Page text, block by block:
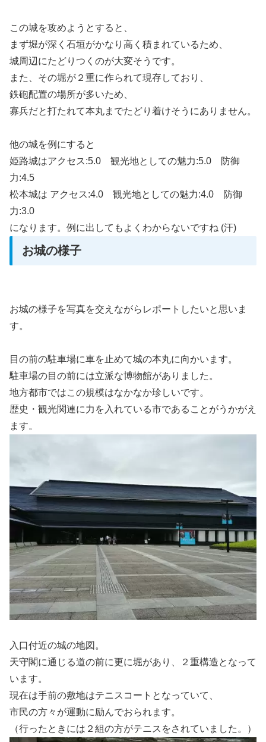
この城を攻めようとすると、
まず堀が深く石垣がかなり高く積まれているため、
城周辺にたどりつくのが大変そうです。
また、その堀が２重に作られて現存しており、
鉄砲配置の場所が多いため、
寡兵だと打たれて本丸までたどり着けそうにありません。
他の城を例にすると
姫路城はアクセス:5.0 観光地としての魅力:5.0 防御
力:4.5
松本城は アクセス:4.0 観光地としての魅力:4.0 防御
力:3.0
になります。例に出してもよくわからないですね (汗)
お城の様子
お城の様子を写真を交えながらレポートしたいと思いま
す。
目の前の駐車場に車を止めて城の本丸に向かいます。
駐車場の目の前には立派な博物館がありました。
地方都市ではこの規模はなかなか珍しいです。
歴史・観光関連に力を入れている市であることがうかがえ
ます。
入口付近の城の地図。
天守閣に通じる道の前に更に堀があり、２重構造となって
います。
現在は手前の敷地はテニスコートとなっていて、
市民の方々が運動に励んでおられます。
（行ったときには２組の方がテニスをされていました。）